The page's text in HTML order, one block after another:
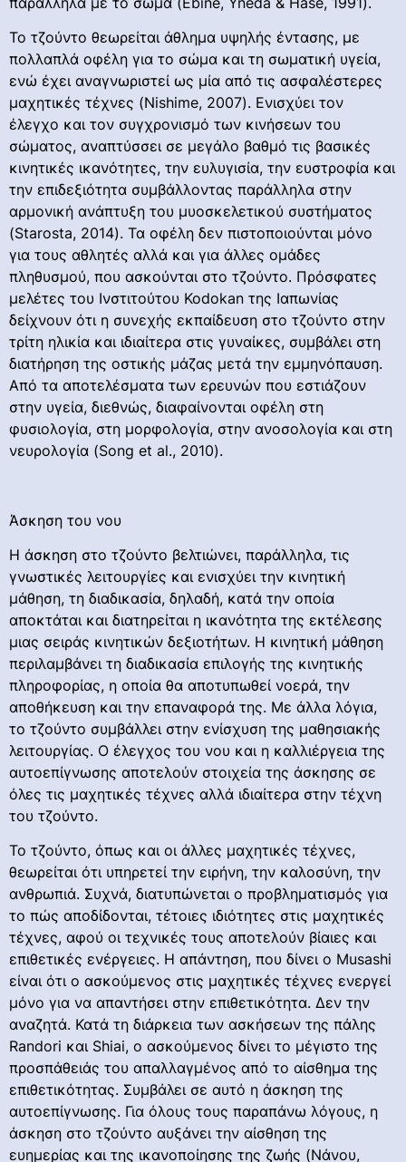
Το τζούντο θεωρείται άθλημα υψηλής έντασης, με
πολλαπλά οφέλη για το σώμα και τη σωματική υγεία,
ενώ έχει αναγνωριστεί ως μία από τις ασφαλέστερες
μαχητικές τέχνες (Nishime, 2007). Ενισχύει τον
έλεγχο και τον συγχρονισμό των κινήσεων του
σώματος, αναπτύσσει σε μεγάλο βαθμό τις βασικές
κινητικές ικανότητες, την ευλυγισία, την ευστροφία και
την επιδεξιότητα συμβάλλοντας παράλληλα στην
αρμονική ανάπτυξη του μυοσκελετικού συστήματος
(Starosta, 2014). Τα οφέλη δεν πιστοποιούνται μόνο
για τους αθλητές αλλά και για άλλες ομάδες
πληθυσμού, που ασκούνται στο τζούντο. Πρόσφατες
μελέτες του Ινστιτούτου Kodokan της Ιαπωνίας
δείχνουν ότι η συνεχής εκπαίδευση στο τζούντο στην
τρίτη ηλικία και ιδιαίτερα στις γυναίκες, συμβάλει στη
διατήρηση της οστικής μάζας μετά την εμμηνόπαυση.
Από τα αποτελέσματα των ερευνών που εστιάζουν
στην υγεία, διεθνώς, διαφαίνονται οφέλη στη
φυσιολογία, στη μορφολογία, στην ανοσολογία και στη
νευρολογία (Song et al., 2010).
Άσκηση του νου
Η άσκηση στο τζούντο βελτιώνει, παράλληλα, τις
γνωστικές λειτουργίες και ενισχύει την κινητική
μάθηση, τη διαδικασία, δηλαδή, κατά την οποία
αποκτάται και διατηρείται η ικανότητα της εκτέλεσης
μιας σειράς κινητικών δεξιοτήτων. Η κινητική μάθηση
περιλαμβάνει τη διαδικασία επιλογής της κινητικής
πληροφορίας, η οποία θα αποτυπωθεί νοερά, την
αποθήκευση και την επαναφορά της. Με άλλα λόγια,
το τζούντο συμβάλλει στην ενίσχυση της μαθησιακής
λειτουργίας. Ο έλεγχος του νου και η καλλιέργεια της
αυτοεπίγνωσης αποτελούν στοιχεία της άσκησης σε
όλες τις μαχητικές τέχνες αλλά ιδιαίτερα στην τέχνη
του τζούντο.
Το τζούντο, όπως και οι άλλες μαχητικές τέχνες,
θεωρείται ότι υπηρετεί την ειρήνη, την καλοσύνη, την
ανθρωπιά. Συχνά, διατυπώνεται ο προβληματισμός για
το πώς αποδίδονται, τέτοιες ιδιότητες στις μαχητικές
τέχνες, αφού οι τεχνικές τους αποτελούν βίαιες και
επιθετικές ενέργειες. Η απάντηση, που δίνει ο Musashi
είναι ότι ο ασκούμενος στις μαχητικές τέχνες ενεργεί
μόνο για να απαντήσει στην επιθετικότητα. Δεν την
αναζητά. Κατά τη διάρκεια των ασκήσεων της πάλης
Randori και Shiai, ο ασκούμενος δίνει το μέγιστο της
προσπάθειάς του απαλλαγμένος από το αίσθημα της
επιθετικότητας. Συμβάλει σε αυτό η άσκηση της
αυτοεπίγνωσης. Για όλους τους παραπάνω λόγους, η
άσκηση στο τζούντο αυξάνει την αίσθηση της
ευημερίας και της ικανοποίησης της ζωής (Νάνου,